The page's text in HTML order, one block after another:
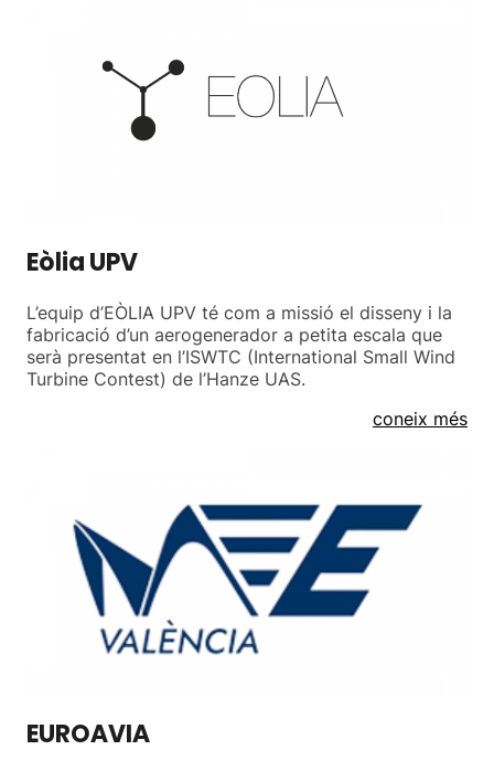
Eòlia UPV
L’equip d’EÒLIA UPV té com a missió el disseny i la
fabricació d’un aerogenerador a petita escala que
serà presentat en l’ISWTC (International Small Wind
Turbine Contest) de l’Hanze UAS.
coneix més
EUROAVIA